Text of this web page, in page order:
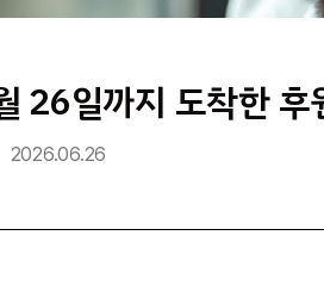
26일까지 도착한 후
2026.06.26